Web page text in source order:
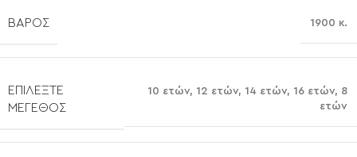
ΒΆΡΟΣ 1900 κ.
ΕΠΙΛΈΞΤΕ
ΜΈΓΕΘΟΣ
10 ετών, 12 ετών, 14 ετών, 16 ετών, 8
ετών